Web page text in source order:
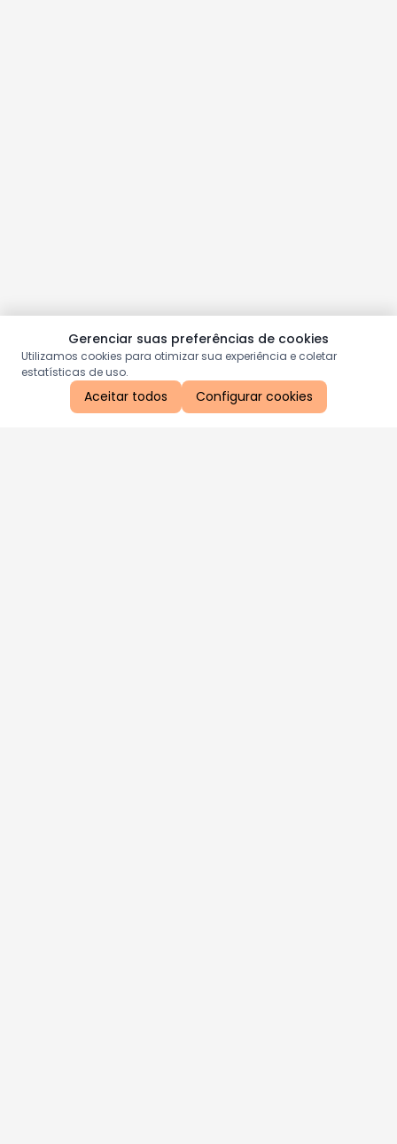
Gerenciar suas preferências de cookies
Utilizamos cookies para otimizar sua experiência e coletar
estatísticas de uso.
Aceitar todos Configurar cookies